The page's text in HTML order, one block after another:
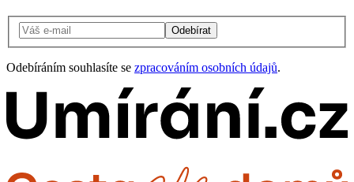
Odebírat
Odebíráním souhlasíte se zpracováním osobních údajů.